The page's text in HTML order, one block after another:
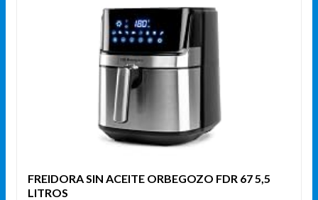
FREIDORA SIN ACEITE ORBEGOZO FDR 67 5,5
LITROS